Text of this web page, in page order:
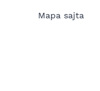
Mapa sajta